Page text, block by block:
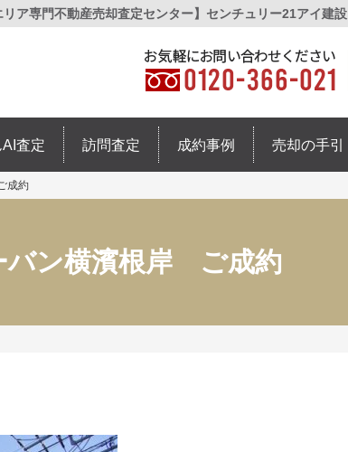
専門不動産売却査定センター】センチュリー21アイ建設
査定 訪問査定 成約事例 売却の手引
成約
ン横濱根岸 ご成約